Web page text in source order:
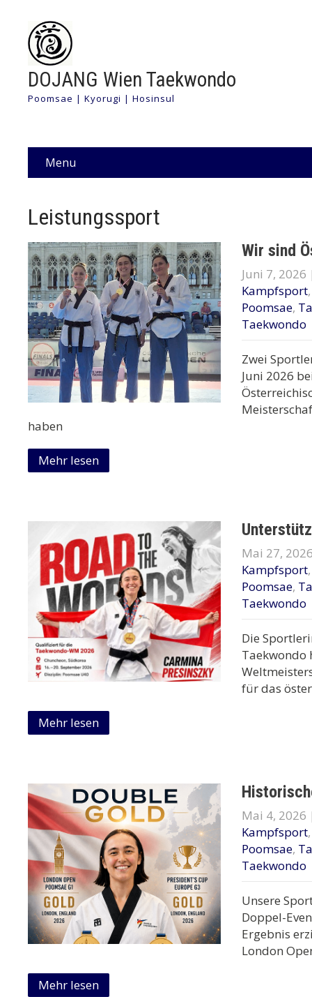
DOJANG Wien Taekwondo
Poomsae | Kyorugi | Hosinsul
Menu
Leistungssport
Wir sind
Juni 7, 2026
Kampfsport
Poomsae,
Taekwondo
Zwei
Juni 2026
haben
Mehr lesen
Mai 27,
Kampfsport
Poomsae,
Taekwondo
Die
Taekwondo
für das
Mehr lesen
Mai 4, 2026
Kampfsport
Poomsae,
Taekwondo
Unsere
Doppel-
Ergebnis
London
Mehr lesen